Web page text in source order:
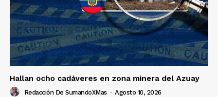
Hallan ocho cadáveres en zona minera del Azuay
Redacción De SumandoXMas - Agosto 10, 2026